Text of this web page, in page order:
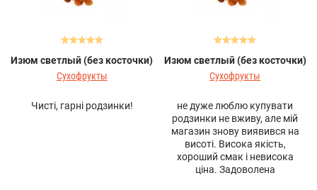
Изюм светлый (без косточки)
Сухофрукты
Чисті, гарні родзинки!
Изюм светлый (без косточки)
Сухофрукты
не дуже люблю купувати
родзинки не вживу, але мій
магазин знову виявився на
висоті. Висока якість,
хороший смак і невисока
ціна. Задоволена